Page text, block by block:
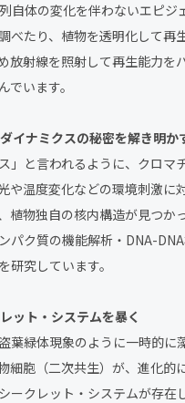
自体の変化を伴わないエピ
べたり、植物を透明化して
放射線を照射して再生能力
います。
イナミクスの秘密を解き明か
」と言われるように、クロ
や温度変化などの環境刺激
植物独自の核内構造が見つ
パク質の機能解析・DNA-
究しています。
ット・システムを暴く
葉緑体現象のように一時的
細胞（二次共生）が、進化
ークレット・システムが存在